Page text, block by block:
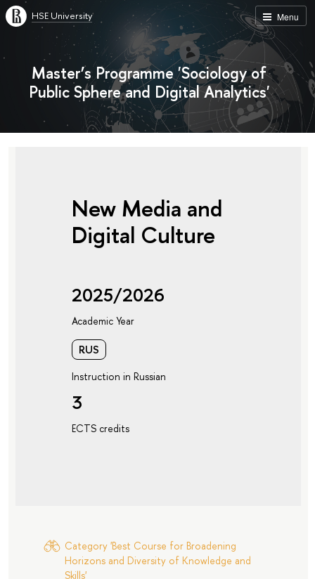
Menu
HSE University
Master’s Programme 'Sociology of
Public Sphere and Digital Analytics'
New Media and
Digital Culture
2025/2026
Academic Year
RUS
Instruction in Russian
3
ECTS credits
Category 'Best Course for Broadening
Horizons and Diversity of Knowledge and
Skills'